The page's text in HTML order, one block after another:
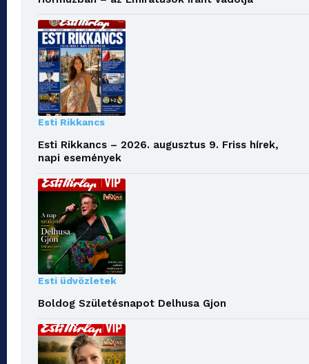
Esti Rikkancs
Esti Rikkancs – 2026. augusztus 9. Friss hírek,
napi események
Esti üdvözletek
Boldog Születésnapot Delhusa Gjon